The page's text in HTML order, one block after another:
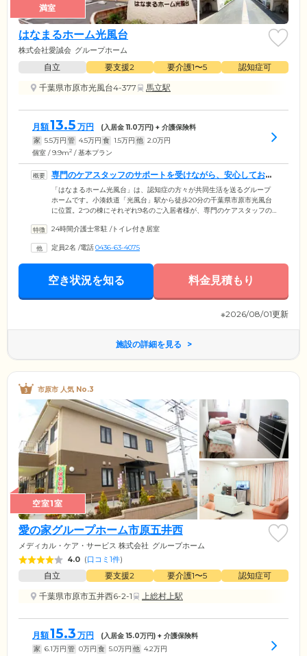
満室
はなまるホーム光風台
株式会社愛誠会 グループホーム
自立 要支援2 要介護1〜5
認知症可
千葉県市原市光風台4-377
馬立駅
月額13.5 万円 (入居金11.0万円) + 介護保険料
家 5.5万円 管 4.5万円 食 1.5万円 他 2.0万円
個室 / 9.9m2 / 基本プラン
専門のケアスタッフのサポートを受けながら、安心してお過
ごしください
「はなまるホーム光風台」は、認知症の方々が共同生活を送るグループ
ホームです。小湊鉄道「光風台」駅から徒歩20分の千葉県市原市光風台
に位置。2つの棟にそれぞれ9名のご入居者様が、専門のケアスタッフの
「自分らしさ」を大切にできるよう、日常生活上の制限はできるだけ設
め、ご自宅での生活と同じように、趣味の活動に励んだり、みんなで協
力して家事を遂行するなど、馴染みのメンバーとともに安心して生活し
24時間介護士常駐 /トイレ付き居室
定員2名 /電話0436-63-4075
空き状況を知る 料金見積もり
※2026/08/01更新
施設の詳細を見る
市原市 人気 No.3
空室1室
愛の家グループホーム市原五井西
メディカル・ケア・サービス 株式会社 グループホーム
4.0 (口コミ1件)
自立 要支援2 要介護1〜5
認知症可
千葉県市原市五井西6-2-1
上総村上駅
月額15.3 万円 (入居金15.0万円) + 介護保険料
家 6.1万円 管 0万円 食 5.0万円 他 4.2万円